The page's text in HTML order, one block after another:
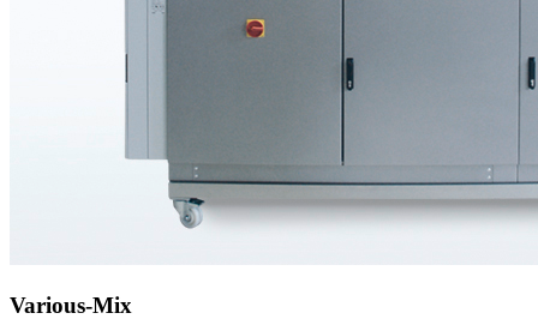
Various-Mix